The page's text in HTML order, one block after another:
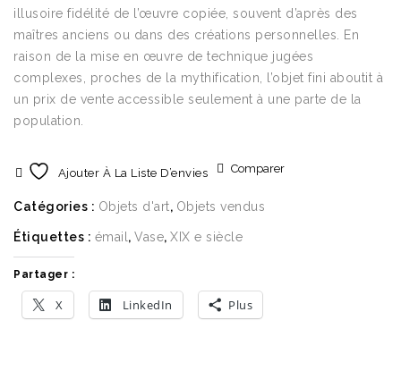
illusoire fidélité de l’œuvre copiée, souvent d’après des
maîtres anciens ou dans des créations personnelles. En
raison de la mise en œuvre de technique jugées
complexes, proches de la mythification, l’objet fini aboutit à
un prix de vente accessible seulement à une parte de la
population.
Ajouter À La Liste D’envies Comparer
Catégories : Objets d'art, Objets vendus
Étiquettes : émail , Vase, XIX e siècle
Partager :
X LinkedIn Plus